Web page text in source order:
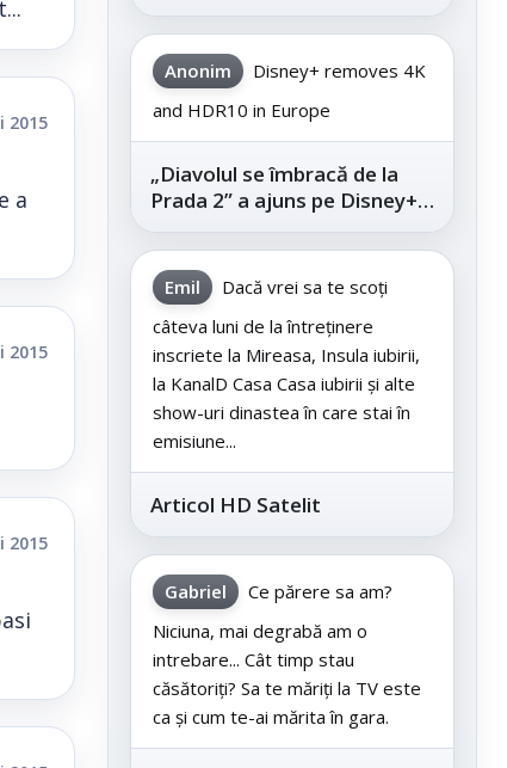
2015
a
2015
2015
channels legally
Anonim
Disney+ removes 4K
and HDR10 in Europe
„Diavolul se îmbracă de la
Prada 2” a ajuns pe Disney+,
după succesul din
cinematografe
Emil
Dacă vrei sa te scoți
câteva luni de la întreținere
inscriete la Mireasa, Insula iubirii,
la KanalD Casa Casa iubirii și alte
show-uri dinastea în care stai în
emisiune...
Articol HD Satelit
Gabriel
Ce părere sa am?
Niciuna, mai degrabă am o
intrebare... Cât timp stau
căsătoriți? Sa te măriți la TV este
ca și cum te-ai mărita în gara.